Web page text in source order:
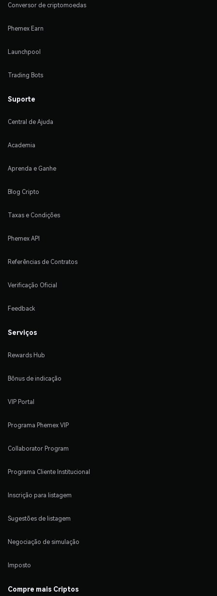
Conversor de criptomoedas
Phemex Earn
Launchpool
Trading Bots
Suporte
Central de Ajuda
Academia
Aprenda e Ganhe
Blog Cripto
Taxas e Condições
Phemex API
Referências de Contratos
Verificação Oficial
Feedback
Serviços
Rewards Hub
Bônus de indicação
VIP Portal
Programa Phemex VIP
Collaborator Program
Programa Cliente Institucional
Inscrição para listagem
Sugestões de listagem
Negociação de simulação
Imposto
Compre mais Criptos